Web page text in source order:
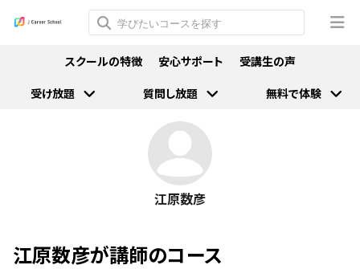
江原数彦
江原数彦が講師のコース
スクールの特徴 安心サポート
受講生の声
受け放題
質問し放題 無料で体験